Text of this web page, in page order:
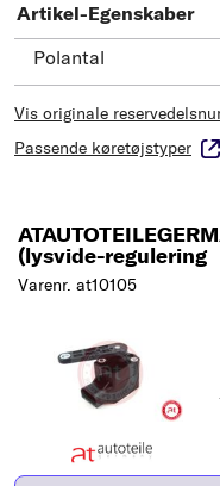
Artikel-Egenskaber
Polantal
Vis originale
Passende køretøjstyper
(lysvide-regulering
Varenr. at10105